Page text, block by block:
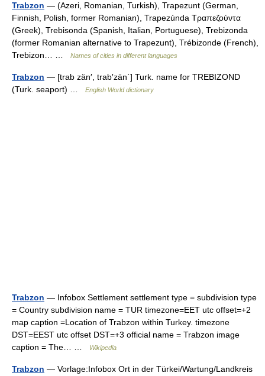
Trabzon — (Azeri, Romanian, Turkish), Trapezunt (German,
Finnish, Polish, former Romanian), Trapezúnda Τραπεζούντα
(Greek), Trebisonda (Spanish, Italian, Portuguese), Trebizonda
(former Romanian alternative to Trapezunt), Trébizonde (French),
Trebizon… …
Names of cities in different languages
Trabzon — [trab zän′, trab′zän΄] Turk. name for TREBIZOND
(Turk. seaport) …
English World dictionary
Trabzon — Infobox Settlement settlement type = subdivision type
= Country subdivision name = TUR timezone=EET utc offset=+2
map caption =Location of Trabzon within Turkey. timezone
DST=EEST utc offset DST=+3 official name = Trabzon image
caption = The… …
Wikipedia
Trabzon — Vorlage:Infobox Ort in der Türkei/Wartung/Landkreis